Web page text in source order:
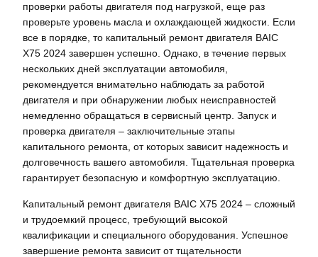
проверки работы двигателя под нагрузкой, еще раз
проверьте уровень масла и охлаждающей жидкости. Если
все в порядке, то капитальный ремонт двигателя BAIC
X75 2024 завершен успешно. Однако, в течение первых
нескольких дней эксплуатации автомобиля,
рекомендуется внимательно наблюдать за работой
двигателя и при обнаружении любых неисправностей
немедленно обращаться в сервисный центр. Запуск и
проверка двигателя – заключительные этапы
капитального ремонта, от которых зависит надежность и
долговечность вашего автомобиля. Тщательная проверка
гарантирует безопасную и комфортную эксплуатацию.
Капитальный ремонт двигателя BAIC X75 2024 – сложный
и трудоемкий процесс, требующий высокой
квалификации и специального оборудования. Успешное
завершение ремонта зависит от тщательности